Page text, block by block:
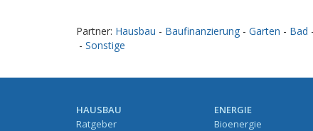
Partner: Hausbau - Baufinanzierung - Garten - Bad -
- Sonstige
HAUSBAU
Ratgeber
ENERGIE
Bioenergie